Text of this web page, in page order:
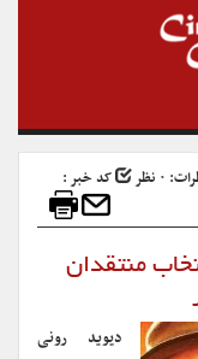
۰ نظر
کد خبر :
منتقدان
دیوید رونی